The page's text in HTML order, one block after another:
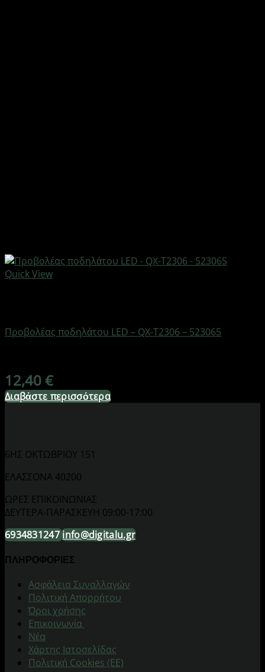
Quick View
Προβολέας ποδηλάτου LED – QX-T2306 – 523065
12,40€
Διαβάστε περισσότερα
6ΗΣ ΟΚΤΩΒΡΙΟΥ 151
ΕΛΑΣΣΟΝΑ 40200
ΩΡΕΣ ΕΠΙΚΟΙΝΩΝΙΑΣ
ΔΕΥΤΕΡΑ-ΠΑΡΑΣΚΕΥΗ 09:00-17:00
6934831247info@digitalu.gr
ΠΛΗΡΟΦΟΡΙΕΣ
Aσφάλεια Συναλλαγών
Πολιτική Απορρήτου
Όροι χρήσης
Επικοινωνία
Νέα
Χάρτης Ιστοσελίδας
Πολιτική Cookies (ΕΕ)